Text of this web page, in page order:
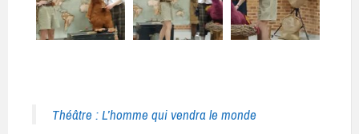
Théâtre : L’homme qui vendra le monde